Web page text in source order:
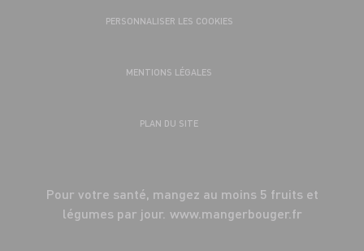
PERSONNALISER LES COOKIES
MENTIONS LÉGALES
PLAN DU SITE
Pour votre santé, mangez au moins 5 fruits et
légumes par jour. www.mangerbouger.fr